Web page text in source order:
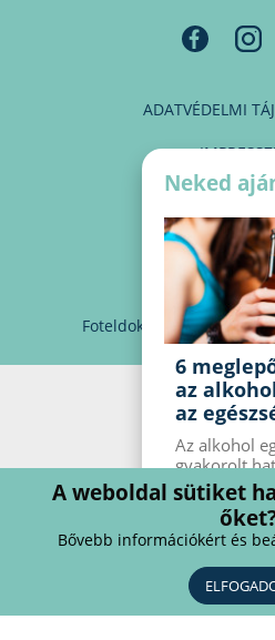
ADATVÉDELMI
Foteldoki
Neked
6
az
az
Az alkohol
gyakorolt
jól ismert,
meglepők
kevésbé
az alkohol
szervezetre.
A weboldal sütiket
Bővebb információkért és